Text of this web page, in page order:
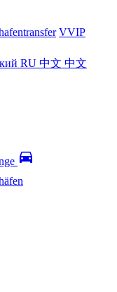
VVIP
RU 中文 中文
directions_car